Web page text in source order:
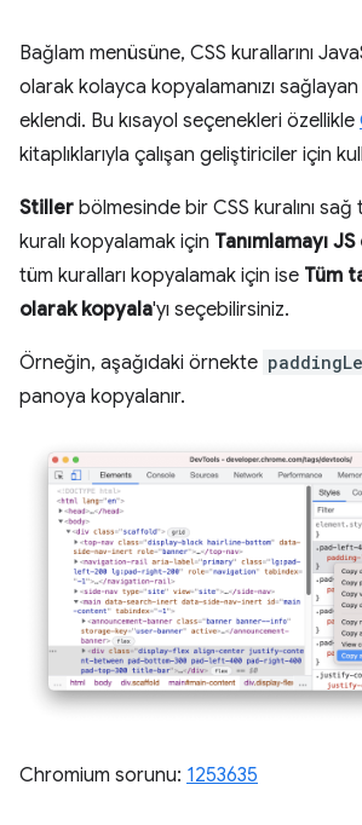
Bağlam menüsüne, CSS kurallarını
olarak kolayca kopyalamanızı
eklendi. Bu kısayol seçenekleri özellikle
kitaplıklarıyla çalışan geliştiriciler için
Stiller bölmesinde bir CSS kuralını sağ
kuralı kopyalamak için Tanımlamayı
tüm kuralları kopyalamak için ise Tüm
olarak kopyala'yı seçebilirsiniz.
Örneğin, aşağıdaki örnekte
panoya kopyalanır.
Chromium sorunu: 1253635